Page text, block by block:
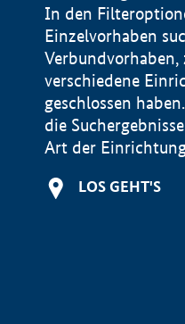
In den
Einzelvorhaben
Verbundvorhaben,
verschiedene
geschlossen
die
Art der
LOS GEHT'S